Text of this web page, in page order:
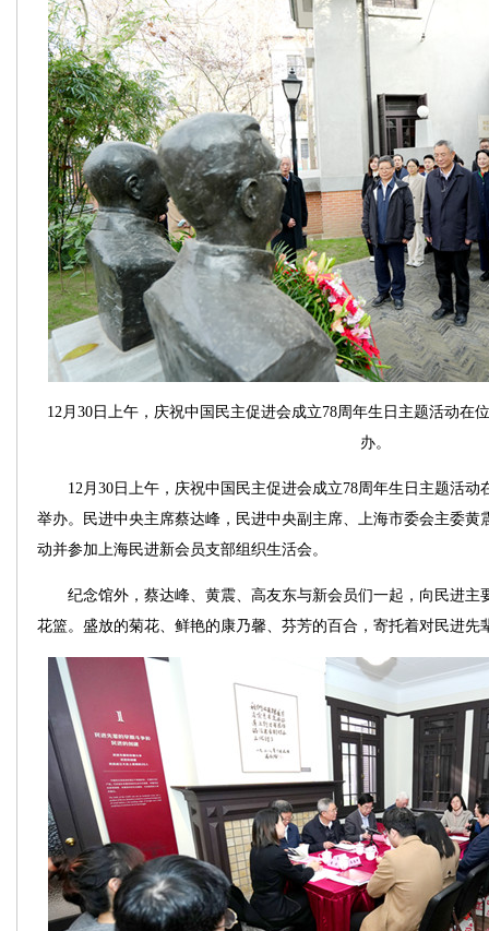
12月30日上午，庆祝中国民主促进会成立78周年生日主题活动在
办。
12月30日上午，庆祝中国民主促进会成立78周年生日主题活动
举办。民进中央主席蔡达峰，民进中央副主席、上海市委会主委黄
动并参加上海民进新会员支部组织生活会。
纪念馆外，蔡达峰、黄震、高友东与新会员们一起，向民进主
花篮。盛放的菊花、鲜艳的康乃馨、芬芳的百合，寄托着对民进先